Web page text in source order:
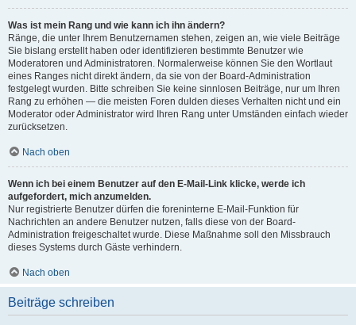
Was ist mein Rang und wie kann ich ihn ändern?
Ränge, die unter Ihrem Benutzernamen stehen, zeigen an, wie viele Beiträge
Sie bislang erstellt haben oder identifizieren bestimmte Benutzer wie
Moderatoren und Administratoren. Normalerweise können Sie den Wortlaut
eines Ranges nicht direkt ändern, da sie von der Board-Administration
festgelegt wurden. Bitte schreiben Sie keine sinnlosen Beiträge, nur um Ihren
Rang zu erhöhen — die meisten Foren dulden dieses Verhalten nicht und ein
Moderator oder Administrator wird Ihren Rang unter Umständen einfach wieder
zurücksetzen.
Nach oben
Wenn ich bei einem Benutzer auf den E-Mail-Link klicke, werde ich
aufgefordert, mich anzumelden.
Nur registrierte Benutzer dürfen die foreninterne E-Mail-Funktion für
Nachrichten an andere Benutzer nutzen, falls diese von der Board-
Administration freigeschaltet wurde. Diese Maßnahme soll den Missbrauch
dieses Systems durch Gäste verhindern.
Nach oben
Beiträge schreiben